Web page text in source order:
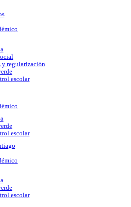
académico
social
y regularización
verde
control escolar
académico
verde